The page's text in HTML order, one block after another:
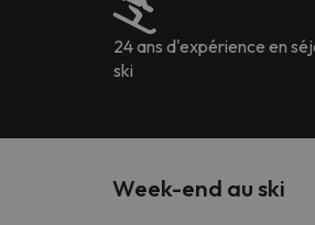
24 ans d'expérience en
ski
Week-end au ski